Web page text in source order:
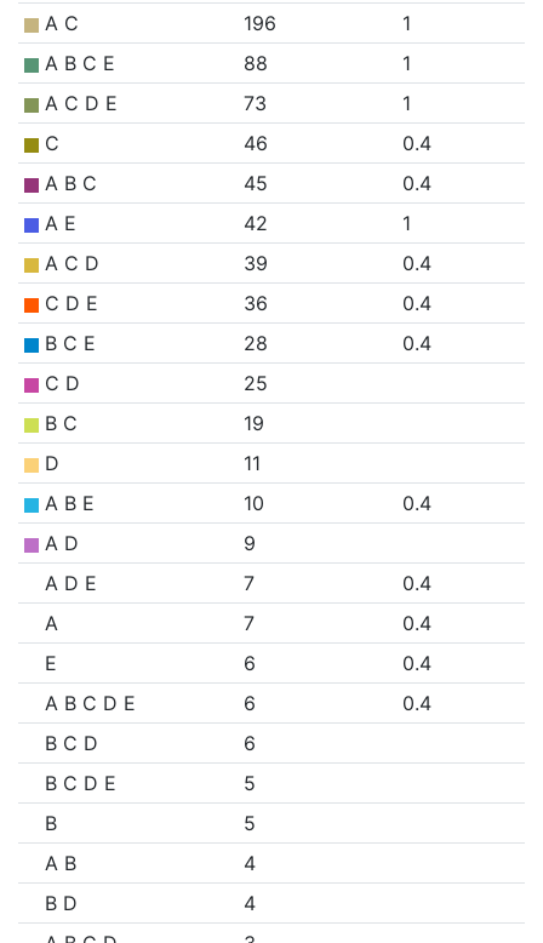
A C
196
1
A B C E
88
1
A C D E
73
1
C
46
0.4
A B C
45
0.4
A E
42
1
A C D
39
0.4
C D E
36
0.4
B C E
28
0.4
C D
25
B C
19
D
11
A B E
10
0.4
A D
9
A D E
7
0.4
A
7
0.4
E
6
0.4
A B C D E
6
0.4
B C D
6
B C D E
5
B
5
A B
4
B D
4